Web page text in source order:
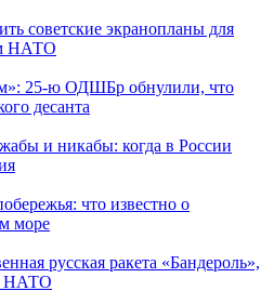
советские экранопланы для
НАТО
25-ю ОДШБр обнулили, что
десанта
и никабы: когда в России
что известно о
море
русская ракета «Бандероль»,
НАТО